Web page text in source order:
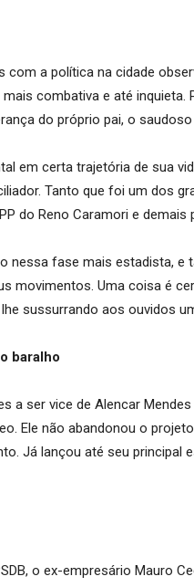
com a política na cidade
combativa e até
do próprio pai, o
em certa trajetória de sua
Tanto que foi um dos
do Reno Caramori e demais
nessa fase mais estadista,
movimentos. Uma coisa é
sussurrando aos ouvidos
baralho
a ser vice de Alencar
Ele não abandonou o
Já lançou até seu principal
o ex-empresário Mauro